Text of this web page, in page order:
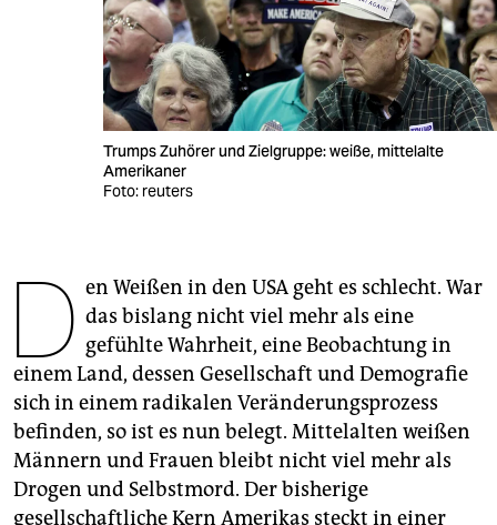
veranstaltungen
fragen & hilfe
unterstützen
genossenschaft
epaper login
Trumps Zuhörer und Zielgruppe: weiße, mittelalte
Amerikaner
Foto: reuters
D en Weißen in den USA geht es schlecht. War
das bislang nicht viel mehr als eine
gefühlte Wahrheit, eine Beobachtung in
einem Land, dessen Gesellschaft und Demografie
sich in einem radikalen Veränderungsprozess
befinden, so ist es nun belegt. Mittelalten weißen
Männern und Frauen bleibt nicht viel mehr als
Drogen und Selbstmord. Der bisherige
gesellschaftliche Kern Amerikas steckt in einer